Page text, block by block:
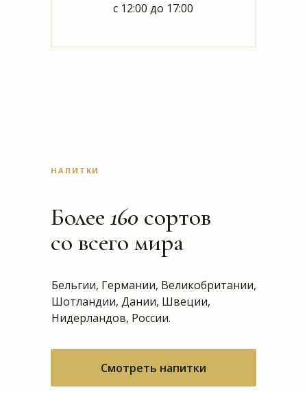
с 12:00 до 17:00
НАПИТКИ
Бельгии, Германии, Великобритании,
Шотландии, Дании, Швеции,
Нидерландов, России.
Более 160 сортов
со всего мира
Смотреть напитки